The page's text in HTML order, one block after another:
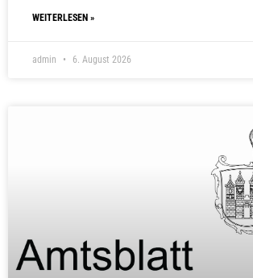
WEITERLESEN »
admin 6. August 2026